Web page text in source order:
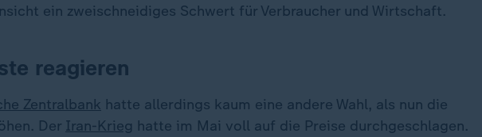
ein zweischneidiges Schwert für Verbraucher und Wirtschaft.
reagieren
Zentralbank hatte allerdings kaum eine andere Wahl, als nun die
Der Iran-Krieg hatte im Mai voll auf die Preise durchgeschlagen.